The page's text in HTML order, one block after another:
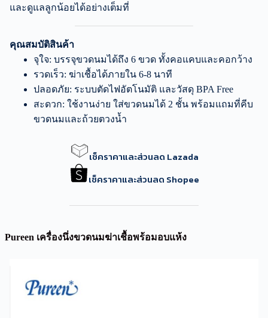
และดูแลลูกน้อยได้อย่างเต็มที่
คุณสมบัติสินค้า
จุใจ: บรรจุขวดนมได้ถึง 6 ขวด ทั้งคอแคบและคอกว้าง
รวดเร็ว: ฆ่าเชื้อได้ภายใน 6-8 นาที
ปลอดภัย: ระบบตัดไฟอัตโนมัติ และวัสดุ BPA Free
สะดวก: ใช้งานง่าย ใส่ขวดนมได้ 2 ชั้น พร้อมแถมที่คีบ
ขวดนมและถ้วยตวงน้ำ
เช็คราคาและส่วนลด Lazada
เช็คราคาและส่วนลด Shopee
Pureen เครื่องนึ่งขวดนมฆ่าเชื้อพร้อมอบแห้ง